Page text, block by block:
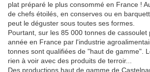
plat préparé le plus consommé en France !
de chefs étoilés, en conserves ou en
peut le déguster sous toutes ses formes.
Pourtant, sur les 85 000 tonnes de cassoulet
année en France par l'industrie
tonnes sont qualifiées de "haut de gamme".
rien à voir avec des produits de terroir...
Des productions haut de gamme de